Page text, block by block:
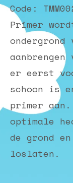
Code:
Primer
er eerst
schoon is
primer
optimale
de grond
loslaten.